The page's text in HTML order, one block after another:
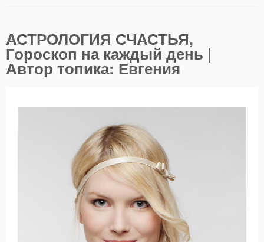
АСТРОЛОГИЯ СЧАСТЬЯ,
Гороскоп на каждый день |
Автор топика: Евгения